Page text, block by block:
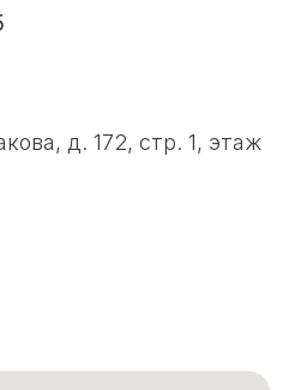
д. 172, стр. 1, этаж